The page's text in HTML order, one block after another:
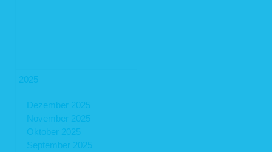
2025
Dezember 2025
November 2025
Oktober 2025
September 2025